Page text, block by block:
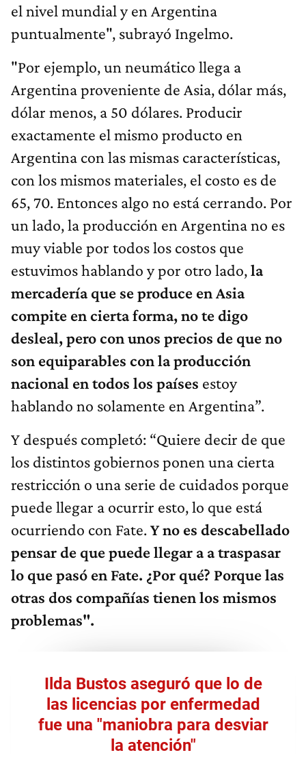
el nivel mundial y en Argentina
puntualmente", subrayó Ingelmo.
"Por ejemplo, un neumático llega a
Argentina proveniente de Asia, dólar más,
dólar menos, a 50 dólares. Producir
exactamente el mismo producto en
Argentina con las mismas características,
con los mismos materiales, el costo es de
65, 70. Entonces algo no está cerrando. Por
un lado, la producción en Argentina no es
muy viable por todos los costos que
estuvimos hablando y por otro lado,la
mercadería que se produce en Asia
compite en cierta forma, no te digo
desleal, pero con unos precios de que no
son equiparables con la producción
nacional en todos los países estoy
hablando no solamente en Argentina”.
Y después completó: “Quiere decir de que
los distintos gobiernos ponen una cierta
restricción o una serie de cuidados porque
puede llegar a ocurrir esto, lo que está
ocurriendo con Fate.Y no es descabellado
pensar de que puede llegar a a traspasar
lo que pasó en Fate. ¿Por qué? Porque las
otras dos compañías tienen los mismos
problemas".
Ilda Bustos aseguró que lo de
las licencias por enfermedad
fue una "maniobra para desviar
la atención"